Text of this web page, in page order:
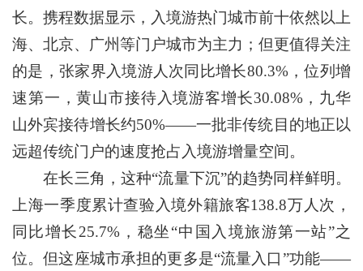
长。携程数据显示，入境游热门城市前十依然以上
海、北京、广州等门户城市为主力；但更值得关注
的是，张家界入境游人次同比增长80.3%，位列增
速第一，黄山市接待入境游客增长30.08%，九华
山外宾接待增长约50%——一批非传统目的地正以
远超传统门户的速度抢占入境游增量空间。
在长三角，这种“流量下沉”的趋势同样鲜明。
上海一季度累计查验入境外籍旅客138.8万人次，
同比增长25.7%，稳坐“中国入境旅游第一站”之
位。但这座城市承担的更多是“流量入口”功能——